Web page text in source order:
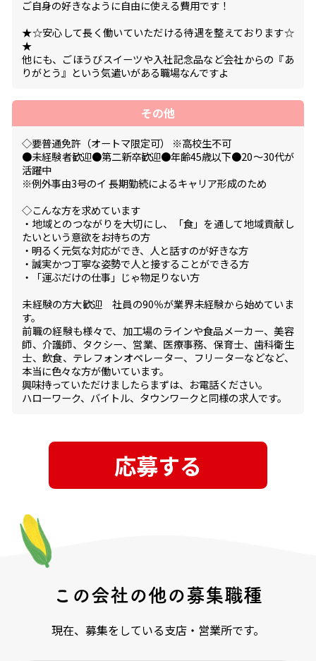
ご自身の好きなように自由に使える費用です！
★☆安心して長く働いていただける待遇を整えております☆
★
他にも、ごほうびスイーツや入社記念品など会社からの『あ
りがとう』という気遣いがある職場なんですよ
その他
◇要普通免許（オートマ限定可） ※高校生不可
●未経験者歓迎●第二新卒歓迎●年齢45歳以下●20～30代が
活躍中
※例外事由3号のイ 長期勤続によるキャリア形成のため
◇こんな方を求めています
・地域とのつながりを大切にし、「食」を通して地域貢献し
たいという意欲をお持ちの方
・明るく元気な対応ができ、人と話すのが好きな方
・誠実かつ丁寧な姿勢で人と接することができる方
・「運ぶだけの仕事」じゃ物足りない方
未経験の方大歓迎 社員の90％が業界未経験から始めていま
す。
前職の経験も様々で、加工場のラインや食品メーカー、美容
師、介護師、タクシー、営業、医療事務、保育士、歯科衛生
士、飲食、テレフォンオペレーター、フリーターなどなど、
本当に色々な方が働いています。
興味持っていただけましたらまずは、お電話ください。
ハローワーク、バイトル、タウンワークと同様の求人です。
応募する
この会社の他の募集職種
現在、募集をしている支店・営業所です。